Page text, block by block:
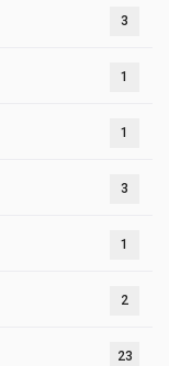
3
1
1
3
1
2
23